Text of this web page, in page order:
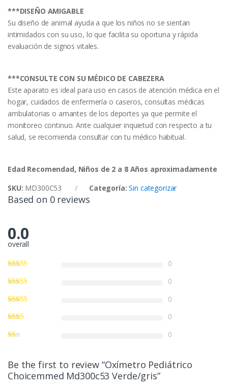
***DISEÑO AMIGABLE
Su diseño de animal ayuda a que los niños no se sientan
intimidados con su uso, lo que facilita su oportuna y rápida
evaluación de signos vitales.
***CONSULTE CON SU MÉDICO DE CABEZERA
Este aparato es ideal para uso en casos de atención médica en el
hogar, cuidados de enfermería o caseros, consultas médicas
ambulatorias o amantes de los deportes ya que permite el
monitoreo continuo. Ante cualquier inquietud con respecto a tu
salud, se recomienda consultar con tu médico habitual.
Edad Recomendad, Niños de 2 a 8 Años aproximadamente
SKU: MD300C53 Categoría:Sin categorizar
Based on 0 reviews
0.0
overall
0
0
0
0
0
Be the first to review “Oxímetro Pediátrico
Choicemmed Md300c53 Verde/gris”